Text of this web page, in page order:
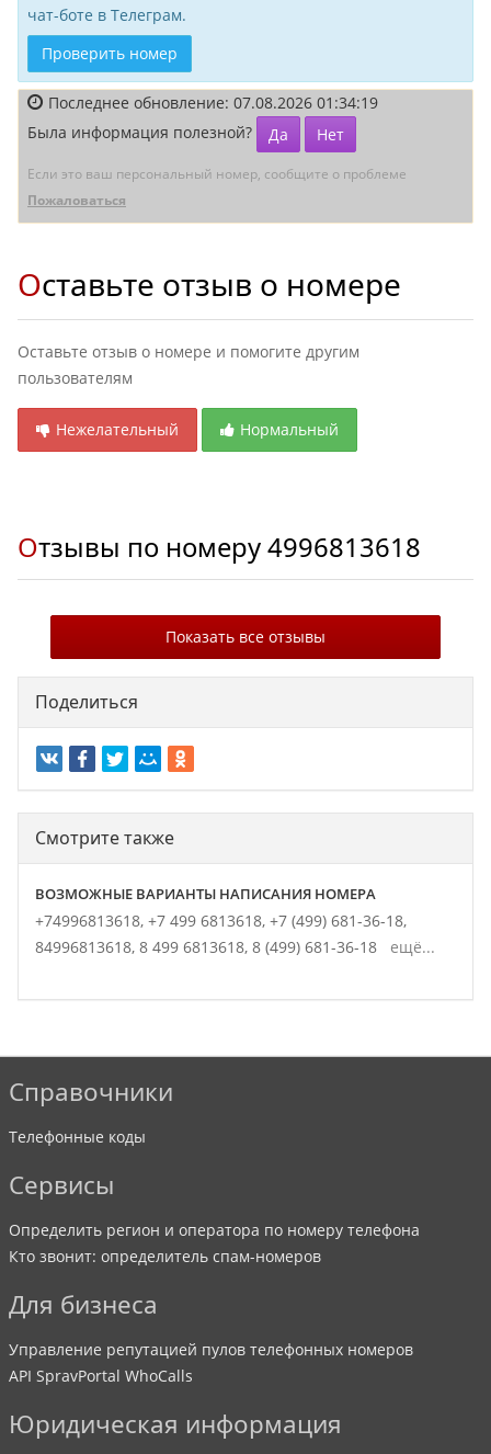
чат-боте в Телеграм.
Проверить номер
Последнее обновление: 07.08.2026 01:34:19
Была информация полезной?
Да Нет
Если это ваш персональный номер, сообщите о проблеме
Пожаловаться
Оставьте отзыв о номере
Оставьте отзыв о номере и помогите другим
пользователям
Нежелательный Нормальный
Отзывы по номеру4996813618
Показать все отзывы
Поделиться
Смотрите также
ВОЗМОЖНЫЕ ВАРИАНТЫ НАПИСАНИЯ НОМЕРА
+74996813618, +7 499 6813618, +7 (499) 681-36-18,
84996813618, 8 499 6813618, 8 (499) 681-36-18 ещё...
Справочники
Телефонные коды
Сервисы
Определить регион и оператора по номеру телефона
Кто звонит: определитель спам-номеров
Для бизнеса
Управление репутацией пулов телефонных номеров
API SpravPortal WhoCalls
Юридическая информация